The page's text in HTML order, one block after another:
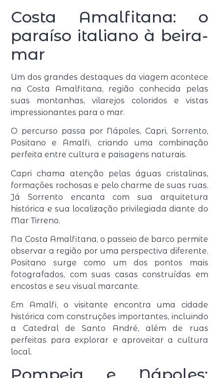
Costa Amalfitana: o
paraíso italiano à beira-
mar
Um dos grandes destaques da viagem acontece
na Costa Amalfitana, região conhecida pelas
suas montanhas, vilarejos coloridos e vistas
impressionantes para o mar.
O percurso passa por Nápoles, Capri, Sorrento,
Positano e Amalfi, criando uma combinação
perfeita entre cultura e paisagens naturais.
Capri chama atenção pelas águas cristalinas,
formações rochosas e pelo charme de suas ruas.
Já Sorrento encanta com sua arquitetura
histórica e sua localização privilegiada diante do
Mar Tirreno.
Na Costa Amalfitana, o passeio de barco permite
observar a região por uma perspectiva diferente.
Positano surge como um dos pontos mais
fotografados, com suas casas construídas em
encostas e seu visual marcante.
Em Amalfi, o visitante encontra uma cidade
histórica com construções importantes, incluindo
a Catedral de Santo André, além de ruas
perfeitas para explorar e aproveitar a cultura
local.